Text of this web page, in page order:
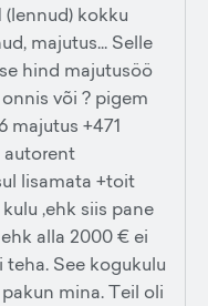
(lennud) kokku
majutus... Selle
hind majutusöö
või ? pigem
majutus +471
autorent
lisamata +toit
,ehk siis pane
alla 2000 € ei
See kogukulu
mina. Teil oli